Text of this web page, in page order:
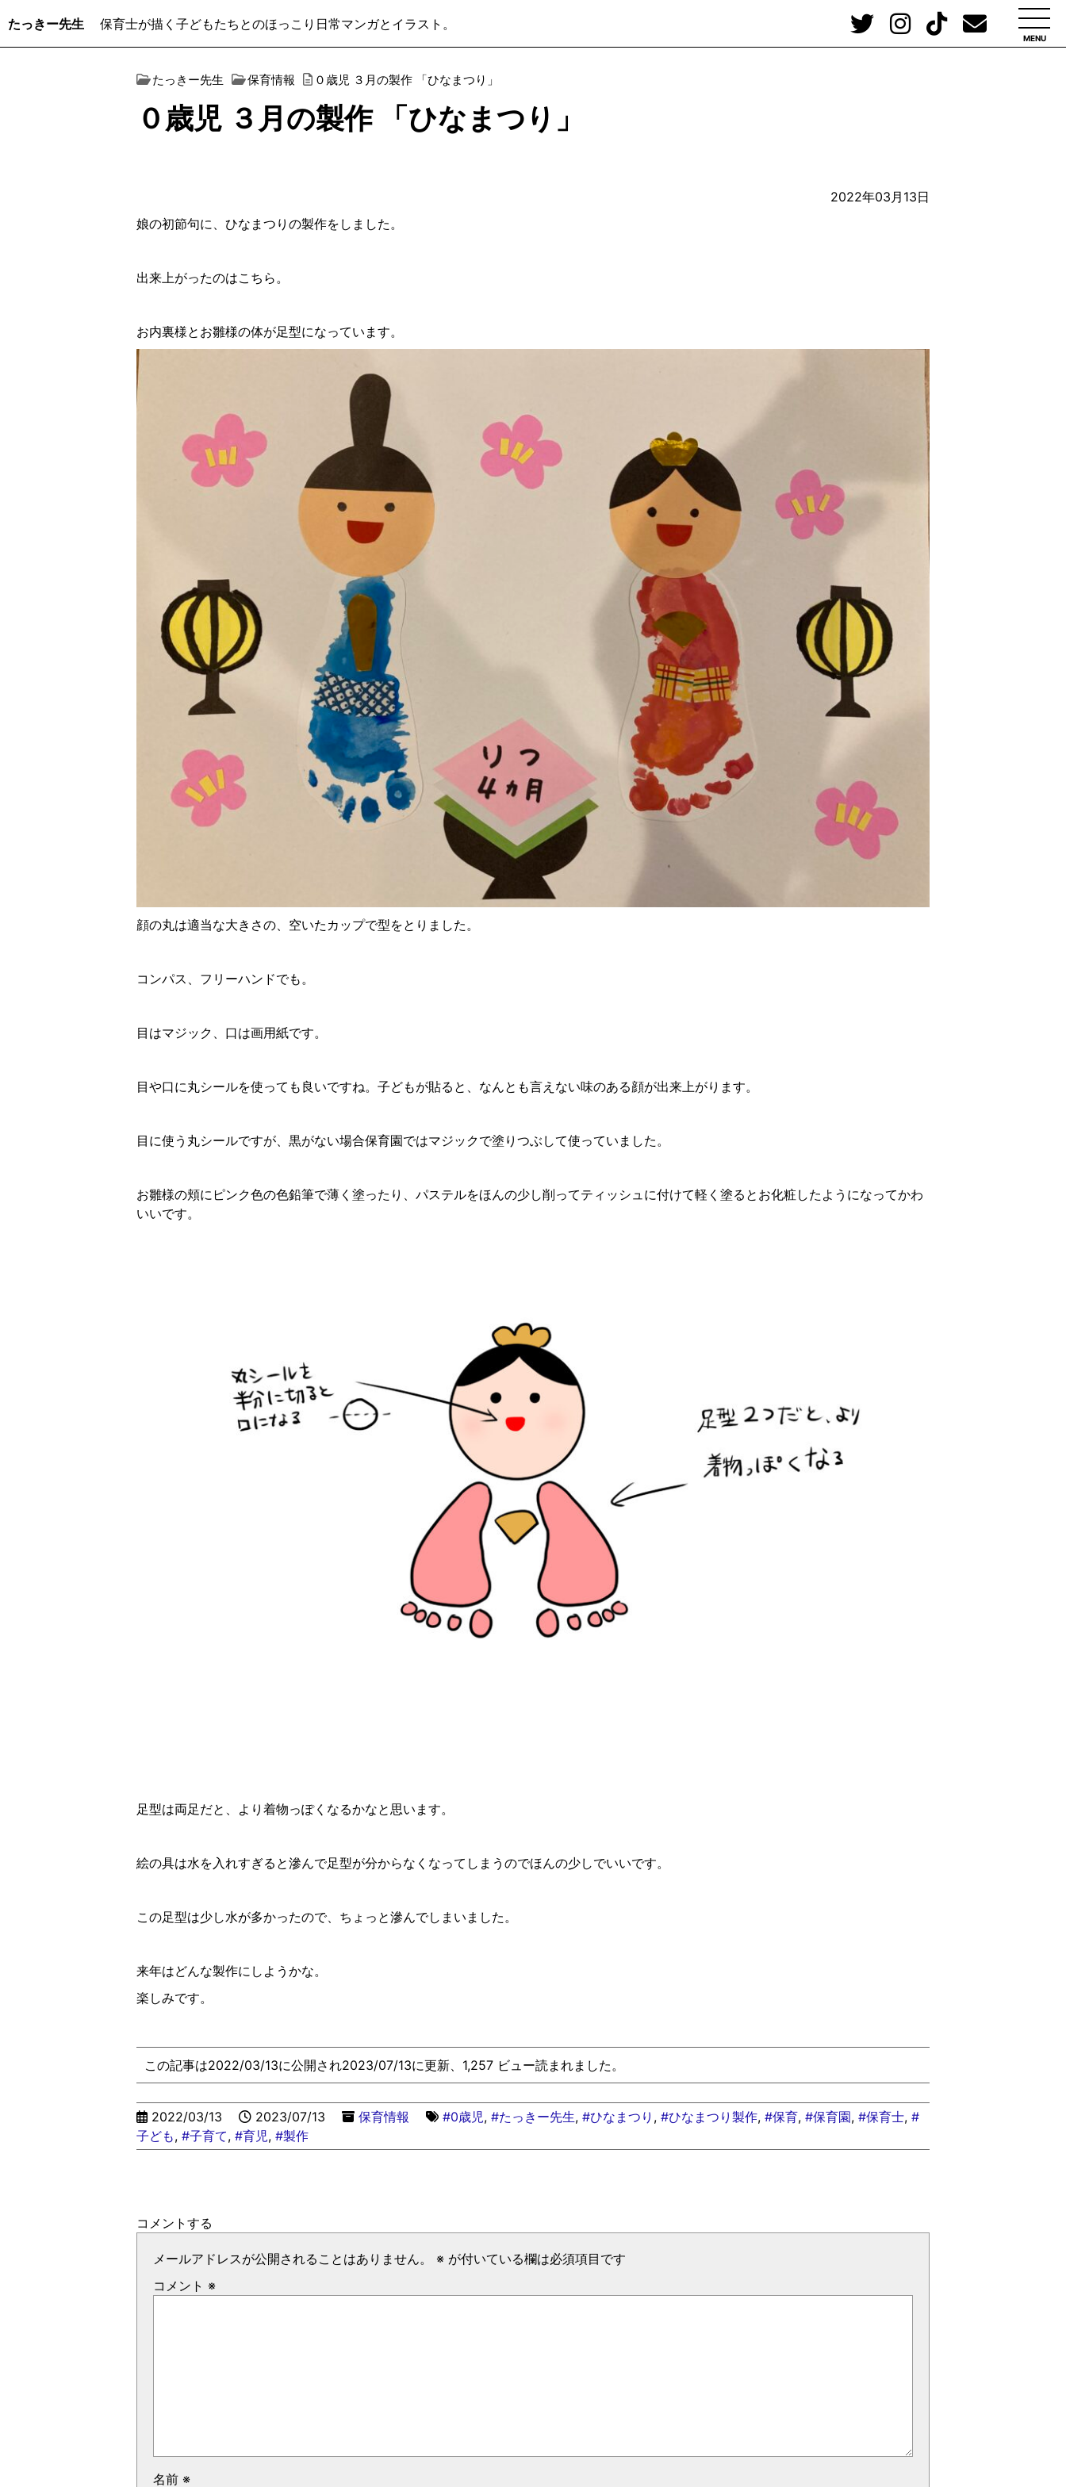
たっきー先生 保育士が描く子どもたちとのほっこり日常マンガとイラスト。
MENU
たっきー先生 保育情報 ０歳児 ３月の製作 「ひなまつり」
０歳児 ３月の製作 「ひなまつり」
2022年03月13日
娘の初節句に、ひなまつりの製作をしました。
出来上がったのはこちら。
お内裏様とお雛様の体が足型になっています。
顔の丸は適当な大きさの、空いたカップで型をとりました。
コンパス、フリーハンドでも。
目はマジック、口は画用紙です。
目や口に丸シールを使っても良いですね。子どもが貼ると、なんとも言えない味のある顔が出来上がります。
目に使う丸シールですが、黒がない場合保育園ではマジックで塗りつぶして使っていました。
お雛様の頬にピンク色の色鉛筆で薄く塗ったり、パステルをほんの少し削ってティッシュに付けて軽く塗るとお化粧したようになってかわ
いいです。
足型は両足だと、より着物っぽくなるかなと思います。
絵の具は水を入れすぎると滲んで足型が分からなくなってしまうのでほんの少しでいいです。
この足型は少し水が多かったので、ちょっと滲んでしまいました。
来年はどんな製作にしようかな。
楽しみです。
この記事は2022/03/13に公開され2023/07/13に更新、1,257 ビュー読まれました。
2022/03/13 2023/07/13 保育情報 #0歳児, #たっきー先生, #ひなまつり , #ひなまつり製作, #保育, #保育園, #保育士, #
子ども, #子育て, #育児, #製作
コメントする
メールアドレスが公開されることはありません。 ※ が付いている欄は必須項目です
コメント ※
名前 ※